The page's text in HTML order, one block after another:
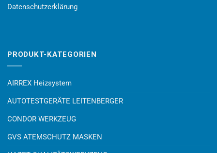
Datenschutzerklärung
PRODUKT-KATEGORIEN
AIRREX Heizsystem
AUTOTESTGERÄTE LEITENBERGER
CONDOR WERKZEUG
GVS ATEMSCHUTZ MASKEN